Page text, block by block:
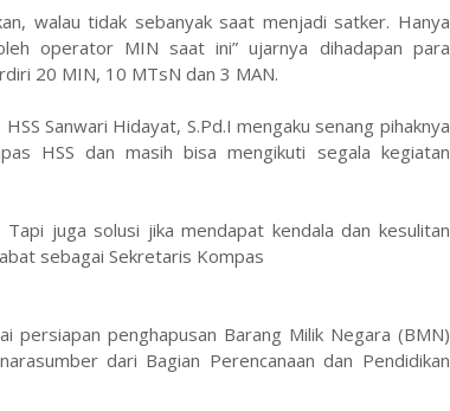
walau tidak sebanyak saat menjadi satker. Hanya
operator MIN saat ini” ujarnya dihadapan para
20 MIN, 10 MTsN dan 3 MAN.
Sanwari Hidayat, S.Pd.I mengaku senang pihaknya
HSS dan masih bisa mengikuti segala kegiatan
juga solusi jika mendapat kendala dan kesulitan
sebagai Sekretaris Kompas
persiapan penghapusan Barang Milik Negara (BMN)
narasumber dari Bagian Perencanaan dan Pendidikan